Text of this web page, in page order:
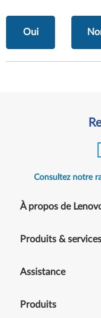
Oui
Consultez notre
À propos de
Produits & services
Assistance
Produits